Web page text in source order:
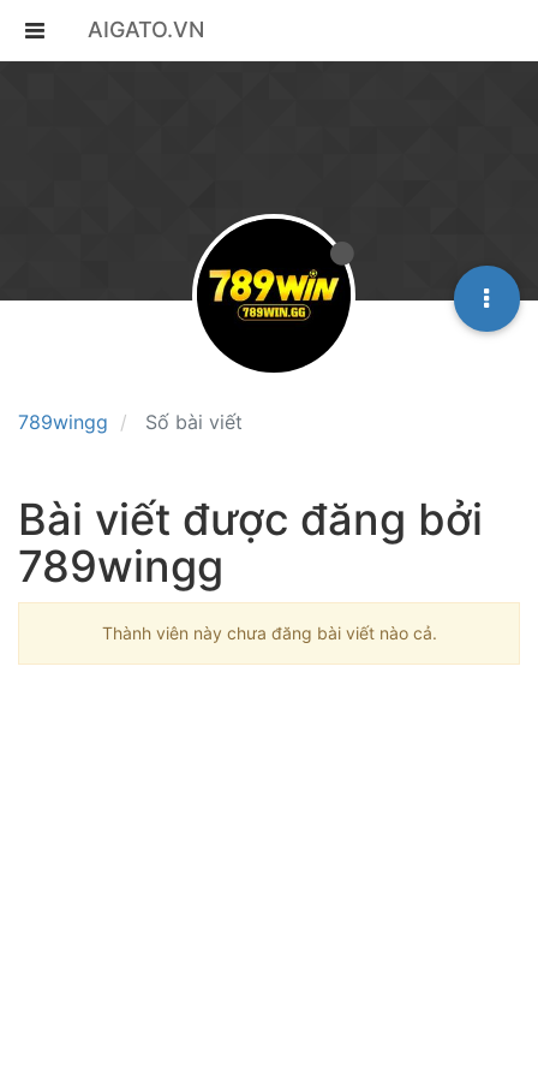
AIGATO.VN
789wingg Số bài viết
Bài viết được đăng bởi
789wingg
Thành viên này chưa đăng bài viết nào cả.